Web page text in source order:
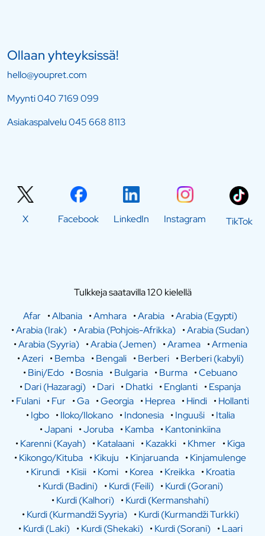
Ollaan yhteyksissä!
hello@youpret.com
Myynti040 7169 099
Asiakaspalvelu045 668 8113
X Facebook LinkedIn Instagram TikTok
Tulkkeja saatavilla 120 kielellä
Afar •Albania •Amhara •Arabia •Arabia (Egypti)
•Arabia (Irak) •Arabia (Pohjois-Afrikka) •Arabia (Sudan)
•Arabia (Syyria) •Arabia (Jemen) •Aramea •Armenia
•Azeri •Bemba •Bengali •Berberi •Berberi (kabyli)
•Bini/Edo •Bosnia •Bulgaria •Burma •Cebuano
•Dari (Hazaragi) •Dari •Dhatki •Englanti •Espanja
•Fulani •Fur •Ga •Georgia •Heprea •Hindi •Hollanti
•Igbo •Iloko/Ilokano •Indonesia •Inguuši •Italia
•Japani •Joruba •Kamba •Kantoninkiina
•Karenni (Kayah) •Katalaani •Kazakki •Khmer •Kiga
•Kikongo/Kituba •Kikuju •Kinjaruanda •Kinjamulenge
•Kirundi •Kisii •Komi •Korea •Kreikka •Kroatia
•Kurdi (Badini) •Kurdi (Feili) •Kurdi (Gorani)
•Kurdi (Kalhori) •Kurdi (Kermanshahi)
•Kurdi (Kurmandži Syyria) •Kurdi (Kurmandži Turkki)
•Kurdi (Laki) •Kurdi (Shekaki) •Kurdi (Sorani) •Laari